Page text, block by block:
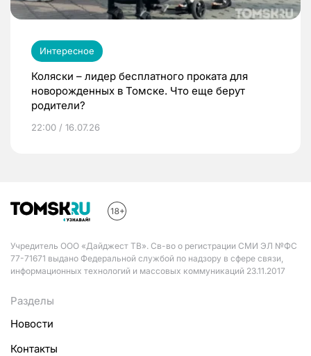
Интересное
Коляски – лидер бесплатного проката для
новорожденных в Томске. Что еще берут
родители?
22:00 / 16.07.26
Учредитель ООО «Дайджест ТВ». Св-во о регистрации СМИ ЭЛ №ФС
77-71671 выдано Федеральной службой по надзору в сфере связи,
информационных технологий и массовых коммуникаций 23.11.2017
Разделы
Новости
Контакты